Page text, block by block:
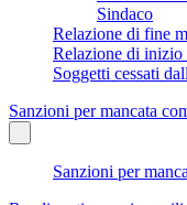
Sindaco
Relazione di fine
Relazione di inizio
Soggetti cessati
Sanzioni per mancata
Sanzioni per